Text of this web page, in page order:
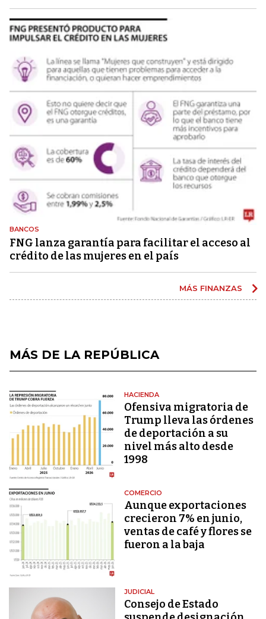
BANCOS
FNG lanza garantía para facilitar el acceso al
crédito de las mujeres en el país
MÁS FINANZAS
MÁS DE LA REPÚBLICA
HACIENDA
Ofensiva migratoria de
Trump lleva las órdenes
de deportación a su
nivel más alto desde
1998
COMERCIO
Aunque exportaciones
crecieron 7% en junio,
ventas de café y flores se
fueron a la baja
JUDICIAL
Consejo de Estado